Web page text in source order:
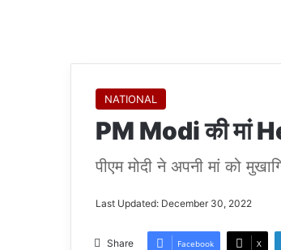
NATIONAL
PM Modi की मां
पीएम मोदी ने अपनी मां को
Last Updated: December 30, 2022
Share Facebook X